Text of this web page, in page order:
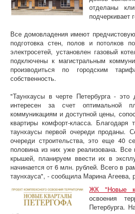
отделаны
подчеркивает
Все домовладения имеют
подготовка стен, полов и потолков
электросетей, установлен газовый
подключены к магистральным
производиться по городским
собственность.
"Таунхаусы в черте Петербурга - это
интересен за счет оптимальной
коммуникациям и доступной цены,
квартиры комфорт-класса.
таунхаусы первой очереди проданы.
очереди строительства, это еще
половина из них уже реализована.
крышей, планируем ввести их в
начинается от 6 млн. рублей. Всего в
таунхауса", - сообщила Марина Агеева,
ЖК "Новые
освоения
Петербурга.